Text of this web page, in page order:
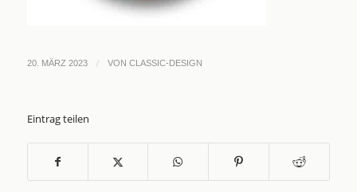
20. MÄRZ 2023 / VON CLASSIC-DESIGN
Eintrag teilen